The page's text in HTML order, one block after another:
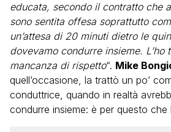
educata, secondo il contratto che
sono sentita offesa soprattutto
un’attesa di 20 minuti dietro le
dovevamo condurre insieme. L’ho
mancanza di rispetto“. Mike
quell’occasione, la trattò un po’
conduttrice, quando in realtà
condurre insieme: è per questo che